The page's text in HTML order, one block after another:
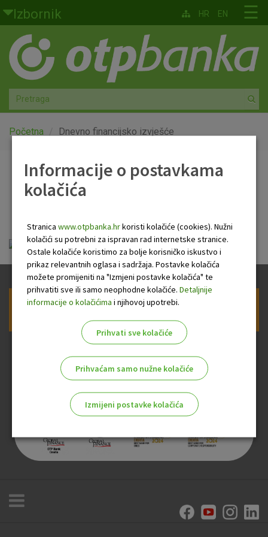
Skoči na glavni sadržaj
Izbornik
Građani
Privatno bankarstvo
Agro
Mala poduzeća i obrtnici
Globalna tržišta
O nama
☰
HR EN
Početna Dnevno financijsko izvješće
Dnevno financijsko
Dnevno financijsko izvješće.pdf
Prijava na newsletter OTP banke
Informacije o postavkama
kolačića
Stranica www.otpbanka.hrkoristi kolačiće (cookies). Nužni
kolačići su potrebni za ispravan rad internetske stranice.
Ostale kolačiće koristimo za bolje korisničko iskustvo i
prikaz relevantnih oglasa i sadržaja. Postavke kolačića
možete promijeniti na "Izmjeni postavke kolačića" te
prihvatiti sve ili samo neophodne kolačiće. Detaljnije
informacije o kolačićima i njihovoj upotrebi.
Prihvati sve kolačiće
Prihvaćam samo nužne kolačiće
Izmijeni postavke kolačića